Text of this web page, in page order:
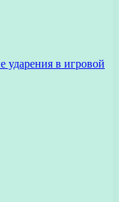
ударения в игровой